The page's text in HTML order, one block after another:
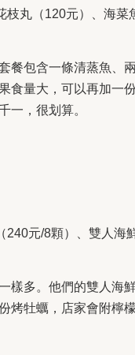
丸（120元）、海菜
餐包含一條清蒸魚、
食量大，可以再加一
一，很划算。
元/8顆）、雙人海
樣多。他們的雙人海
烤牡蠣，店家會附檸